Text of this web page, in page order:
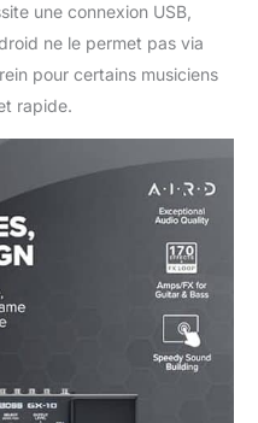
une connexion USB,
ne le permet pas via
pour certains musiciens
rapide.